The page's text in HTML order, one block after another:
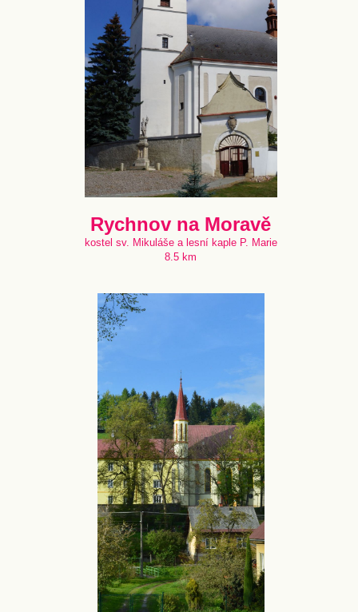
Rychnov na Moravě
kostel sv. Mikuláše a lesní kaple P. Marie
8.5 km